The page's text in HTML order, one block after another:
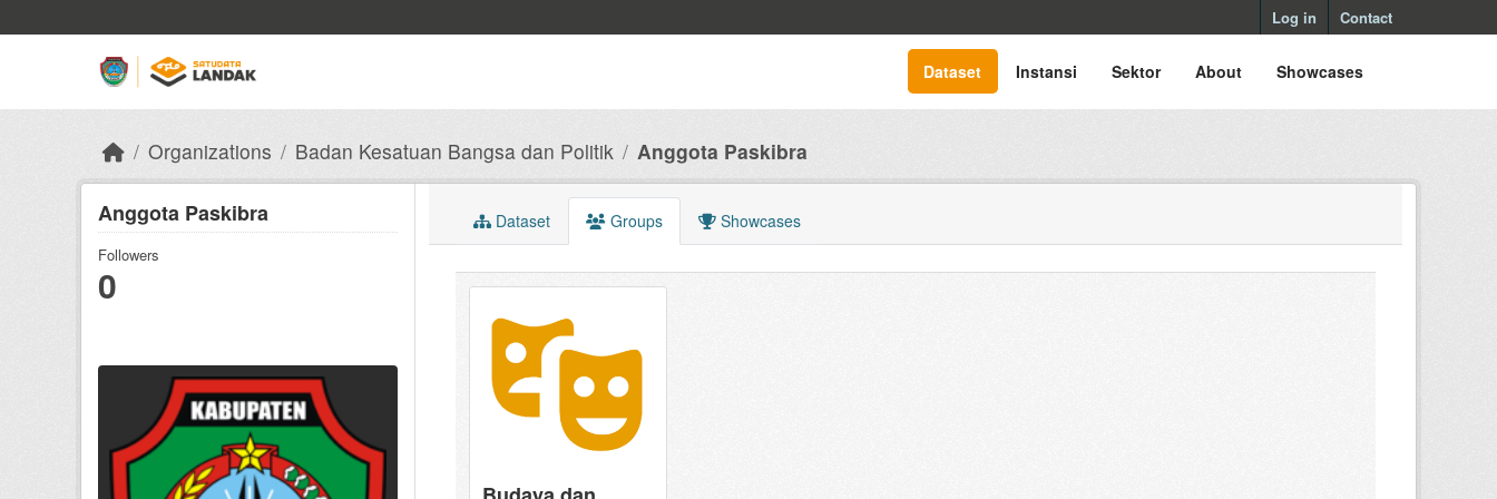
Log in Contact
Dataset Instansi Sektor About Showcases
Organizations Badan Kesatuan Bangsa dan Politik Anggota Paskibra
Anggota Paskibra
Followers
0
Dataset Groups Showcases